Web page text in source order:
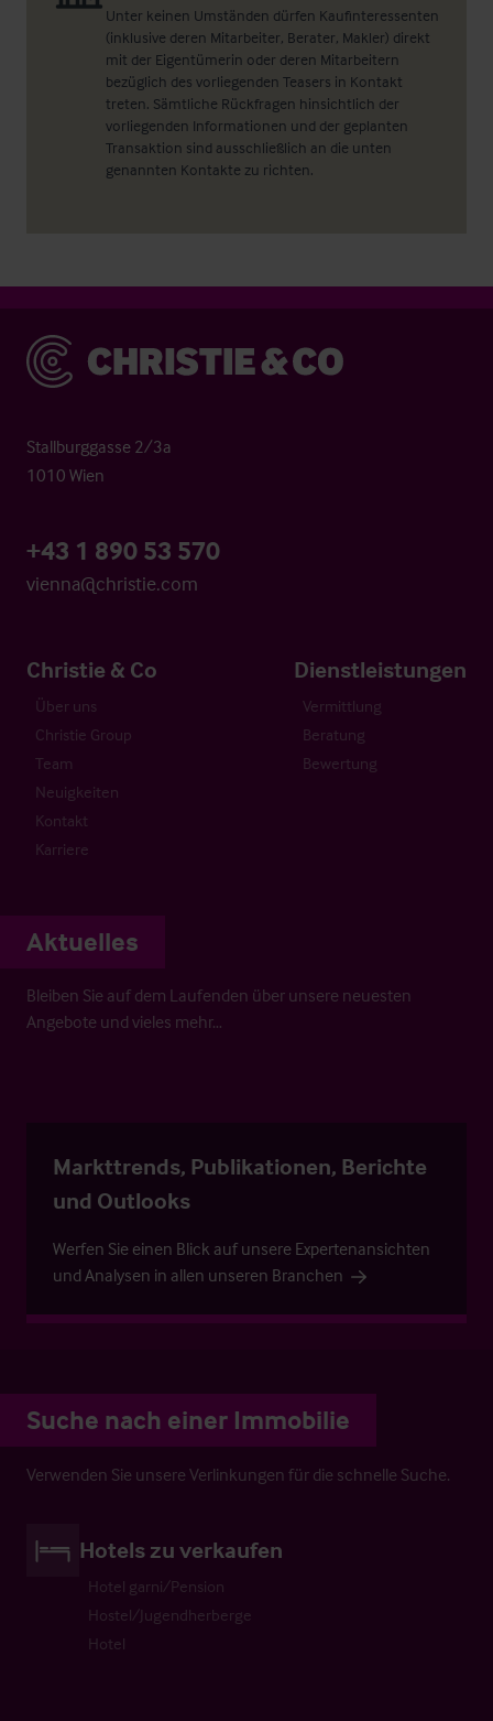
Unter keinen Umständen dürfen Kaufinteressenten
(inklusive deren Mitarbeiter, Berater, Makler) direkt
mit der Eigentümerin oder deren Mitarbeitern
bezüglich des vorliegenden Teasers in Kontakt
treten. Sämtliche Rückfragen hinsichtlich der
vorliegenden Informationen und der geplanten
Transaktion sind ausschließlich an die unten
genannten Kontakte zu richten.
Christie & Co
Stallburggasse 2/3a
1010 Wien
+43 1 890 53 570
vienna@christie.com
Christie & Co
Über uns
Christie Group
Team
Neuigkeiten
Kontakt
Karriere
Dienstleistungen
Vermittlung
Beratung
Bewertung
Aktuelles
Bleiben Sie auf dem Laufenden über unsere neuesten
Angebote und vieles mehr…
Markttrends, Publikationen, Berichte
und Outlooks
Werfen Sie einen Blick auf unsere Expertenansichten
und Analysen in allen unseren Branchen
Suche nach einer Immobilie
Verwenden Sie unsere Verlinkungen für die schnelle Suche.
Hotels zu verkaufen
Hotel garni/Pension
Hostel/Jugendherberge
Hotel